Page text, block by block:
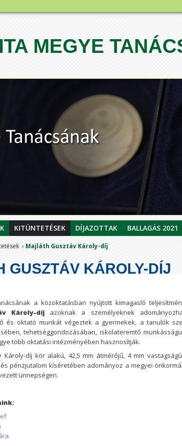
MEGYE
1
KITÜNTETÉSEK DÍJAZOTTAK BALLAGÁS 2021
Majláth Gusztáv Károly-díj
GUSZTÁV KÁROLY-DÍJ
a közoktatásban nyújtott kimagasló
Károly-díj azoknak a személyeknek
és oktató munkát végeztek a gyermekek, a tanulók
tehetséggondozásában, iskolateremtő
több oktatási intézményében hasznosítják.
Károly-díj kör alakú, 42,5 mm átmérőjű, 4 mm
pénzjutalom kíséretében adományoz a megyei
ünnepségen.